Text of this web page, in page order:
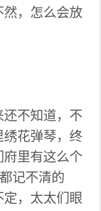
然，怎么会放
还不知道，不
绣花弹琴，终
府里有这么个
记不清的
，太太们眼